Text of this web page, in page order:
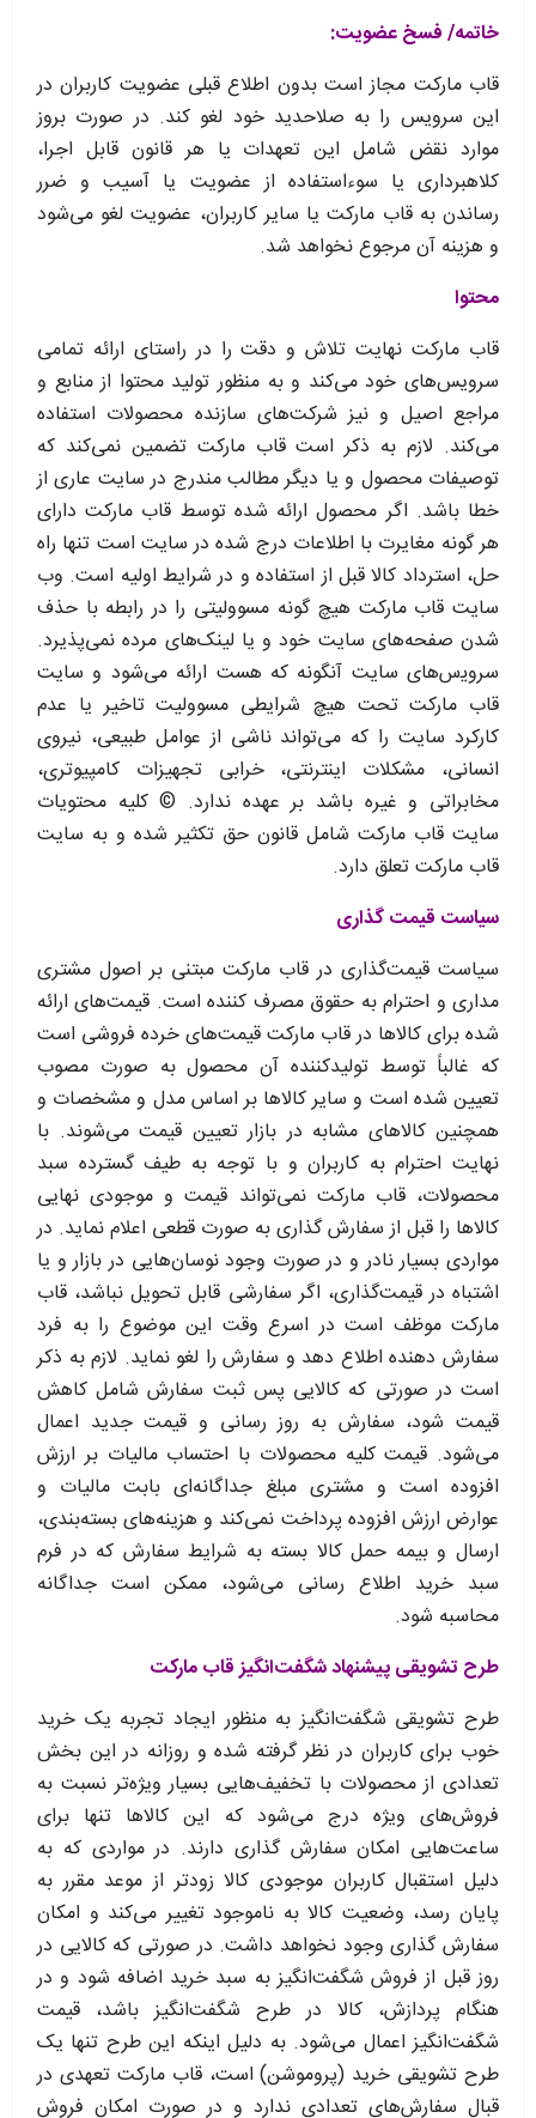
خاتمه/ فسخ عضویت:
قاب مارکت مجاز است بدون اطلاع قبلی عضویت کاربران در
این سرویس را به صلاحدید خود لغو کند. در صورت بروز
موارد نقض شامل این تعهدات یا هر قانون قابل اجرا،
کلاهبرداری یا سوءاستفاده از عضویت یا آسیب و ضرر
رساندن به قاب مارکت یا سایر کاربران، عضویت لغو می‌شود
و هزینه آن مرجوع نخواهد شد.
محتوا
قاب مارکت نهایت تلاش و دقت را در راستای ارائه تمامی
سرویس‌‏های خود می‏‌کند و به منظور تولید محتوا از منابع و
مراجع اصیل و نیز شرکت‏‌های سازنده محصولات استفاده
می‏‌کند. لازم به ذکر است قاب مارکت تضمین نمی‏‌کند که
توصیفات محصول و یا دیگر مطالب مندرج در سایت عاری از
خطا باشد. اگر محصول ارائه شده توسط قاب مارکت دارای
هر گونه مغایرت با اطلاعات درج شده در سایت است تنها راه
حل، استرداد کالا قبل از استفاده و در شرایط اولیه است. وب
‏‌سایت قاب مارکت هیچ گونه مسوولیتی را در رابطه با حذف
شدن صفحه‏‌های سایت خود و یا لینک‏‌های مرده نمی‌‏پذیرد.
سروﻳس‌‏های سایت آن‏گونه که هست ارائه می‏‌شود و سایت
قاب مارکت تحت هیچ شرایطی مسوولیت تاخیر یا عدم
کارکرد سایت را که می‌تواند ناشى از عوامل طبیعى، نیروى
انسانی، مشکلات اینترنتى، خرابی تجهیزات کامپیوترى،
مخابراتى و غیره باشد بر عهده ندارد. © کلیه محتویات
سایت قاب مارکت شامل قانون حق تکثیر شده و به سایت
قاب مارکت تعلق دارد.
سیاست قیمت گذاری
سیاست قیمت‌‏گذاری در قاب مارکت مبتنی بر اصول مشتری
مداری و احترام به حقوق مصرف کننده است. قیمت‏‌های ارائه
شده برای کالاها در قاب مارکت قیمت‏‌های خرده فروشی است
که غالباً توسط تولید‏کننده آن محصول به صورت مصوب
تعیین شده است و سایر کالاها بر اساس مدل و مشخصات و
همچنین کالاهای مشابه در بازار تعیین قیمت می‌‏شوند. با
نهایت احترام به کاربران و با توجه به طیف گسترده سبد
محصولات، قاب مارکت نمی‌تواند قیمت و موجودی نهایی
کالاها را قبل از سفارش گذاری به صورت قطعی اعلام نماید. در
مواردی بسیار نادر و در صورت وجود نوسان‌‏هایی در بازار و یا
اشتباه در قیمت‌‏گذاری، اگر سفارشی قابل تحویل نباشد، قاب
مارکت موظف است در اسرع وقت این موضوع را به فرد
سفارش‌ ‏دهنده اطلاع دهد و سفارش را لغو نماید. لازم به ذکر
است در صورتی که کالایی پس ثبت سفارش شامل کاهش
قیمت شود، سفارش به روز رسانی و قیمت جدید اعمال
می‏‌شود. قیمت کلیه محصولات با احتساب مالیات بر ارزش
افزوده است و مشتری مبلغ جداگانه‌‏ای بابت مالیات و
عوارض ارزش افزوده پرداخت نمی‏‌کند و هزینه‏‌های بسته‌بندی،
ارسال و بیمه حمل کالا بسته به شرایط سفارش که در فرم
سبد خرید اطلاع‌ ‏رسانی می‌‏شود، ممکن است جداگانه
محاسبه شود.
طرح تشویقی پیشنهاد شگفت‌انگیز قاب مارکت
طرح تشویقی شگفت‌انگیز به منظور ایجاد تجربه یک خرید
خوب برای کاربران در نظر گرفته شده و روزانه در این بخش
تعدادی از محصولات با تخفیف‏‌هایی بسیار ویژه‏‌تر نسبت به
فروش‌‏های ویژه درج می‏‌شود که این کالاها تنها برای
ساعت‏‌هایی امکان سفارش گذاری دارند. در مواردی که به
دلیل استقبال کاربران موجودی کالا زودتر از موعد مقرر به
پایان رسد، وضعیت کالا به ناموجود تغییر می‏‌کند و امکان
سفارش گذاری وجود نخواهد داشت. در صورتی که کالایی در
روز قبل از فروش شگفت‌انگیز به سبد خرید اضافه شود و در
هنگام پردازش، کالا در طرح شگفت‌انگیز باشد، قیمت
شگفت‌انگیز اعمال می‏‌شود. به دلیل اینکه این طرح تنها یک
طرح تشویقی خرید (پروموشن) است، قاب مارکت تعهدی در
قبال سفارش‌‏های تعدادی ندارد و در صورت امکان فروش